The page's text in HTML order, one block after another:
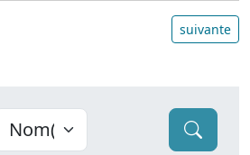
suivante